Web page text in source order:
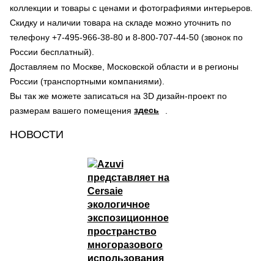
коллекции и товары с ценами и фотографиями интерьеров.
Скидку и наличии товара на складе можно уточнить по
телефону +7-495-966-38-80 и 8-800-707-44-50 (звонок по
России бесплатный).
Доставляем по Москве, Московской области и в регионы
России (транспортными компаниями).
Вы так же можете записаться на 3D дизайн-проект по
размерам вашего помещения здесь
НОВОСТИ